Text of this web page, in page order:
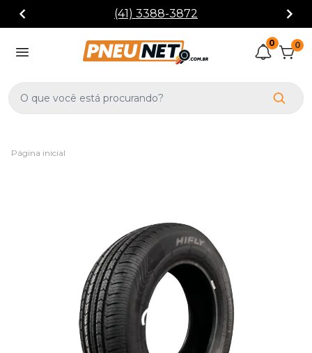
(41) 3388-3872
0 0
Página inicial